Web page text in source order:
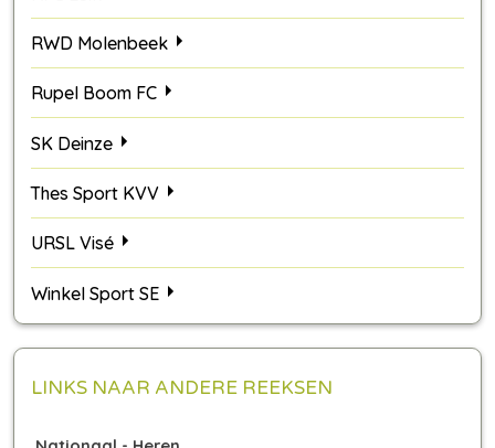
RWD Molenbeek
Rupel Boom FC
SK Deinze
Thes Sport KVV
URSL Visé
Winkel Sport SE
LINKS NAAR ANDERE REEKSEN